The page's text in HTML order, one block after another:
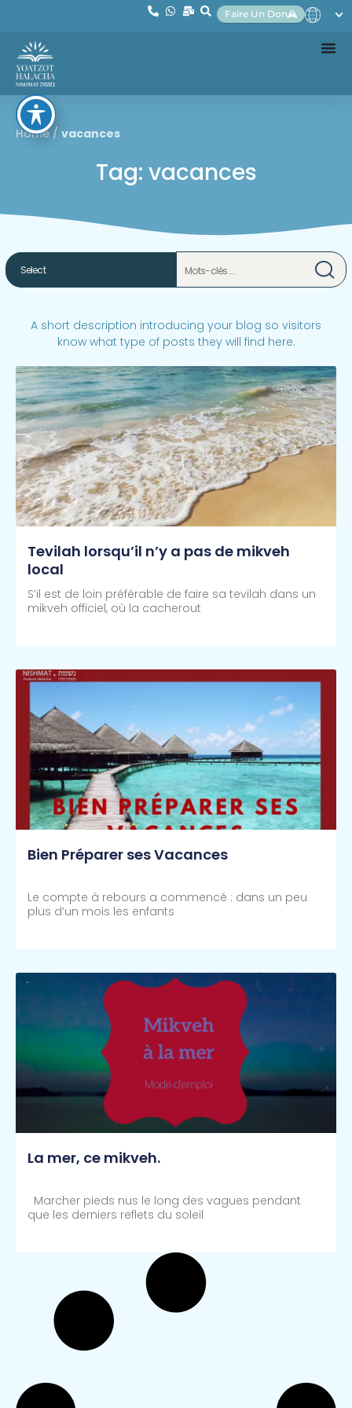
Faire Un Don
Home/ vacances
Tag: vacances
A short description introducing your blog so visitors
know what type of posts they will find here.
Tevilah lorsqu’il n’y a pas de mikveh
local
S’il est de loin préférable de faire sa tevilah dans un
mikveh officiel, où la cacherout
Bien Préparer ses Vacances
Le compte à rebours a commencé : dans un peu
plus d’un mois les enfants
La mer, ce mikveh.
Marcher pieds nus le long des vagues pendant
que les derniers reflets du soleil